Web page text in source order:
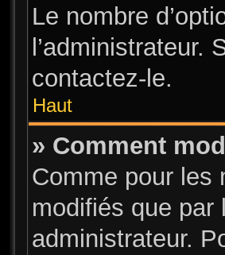
Le nombre
l’administrateur.
contactez-le.
Haut
» Comment
Comme pour les
modifiés que par
administrateur.